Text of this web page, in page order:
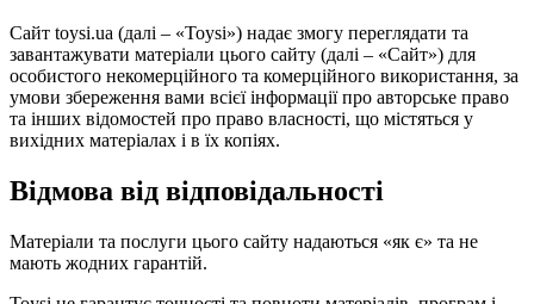
Сайт toysi.ua (далі – «Toysi») надає змогу переглядати та
завантажувати матеріали цього сайту (далі – «Сайт») для
особистого некомерційного та комерційного використання, за
умови збереження вами всієї інформації про авторське право
та інших відомостей про право власності, що містяться у
вихідних матеріалах і в їх копіях.
Відмова від відповідальності
Матеріали та послуги цього сайту надаються «як є» та не
мають жодних гарантій.